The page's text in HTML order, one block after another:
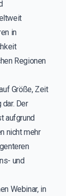
in
Regionen
Größe, Zeit
Der
aufgrund
nicht mehr
und
Webinar, in